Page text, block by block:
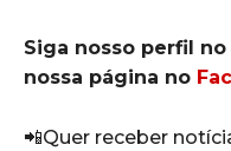
Siga nosso perfil no
nossa página no
📲Quer receber